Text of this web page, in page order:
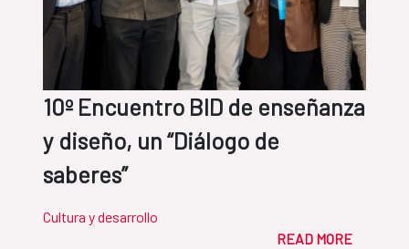
10º Encuentro BID de enseñanza
y diseño, un “Diálogo de
saberes”
Cultura y desarrollo
READ MORE